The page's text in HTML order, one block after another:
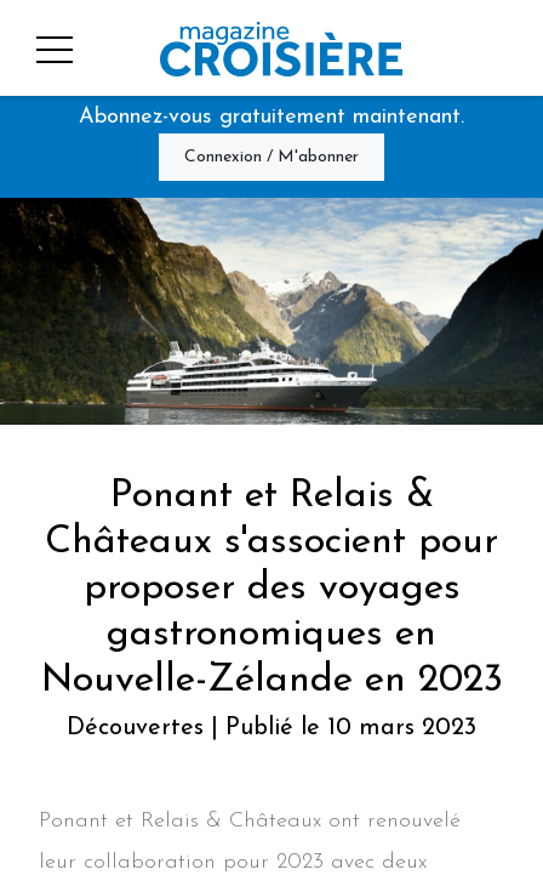
Abonnez-vous gratuitement maintenant.
Connexion / M'abonner
Ponant et Relais &
Châteaux s'associent pour
proposer des voyages
gastronomiques en
Nouvelle-Zélande en 2023
Découvertes | Publié le 10 mars 2023
Ponant et Relais & Châteaux ont renouvelé
leur collaboration pour 2023 avec deux